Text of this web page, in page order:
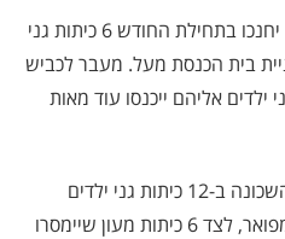
ברח' עובדיה הנביא ברמב"ש ד' יחנכו בתחילת החודש 6 כיתות גני
בית הכנסת מעל. מעבר לכביש
את בנייתם של עוד 6 גני ילדים אליהם ייכנסו עוד מאות
גם ברמת אברהם יתחדשו ילדי השכונה ב-12 כיתות גני ילדים
חדשות שנבנו במבנה מרשים ומפואר, לצד 6 כיתות מעון שיימסרו